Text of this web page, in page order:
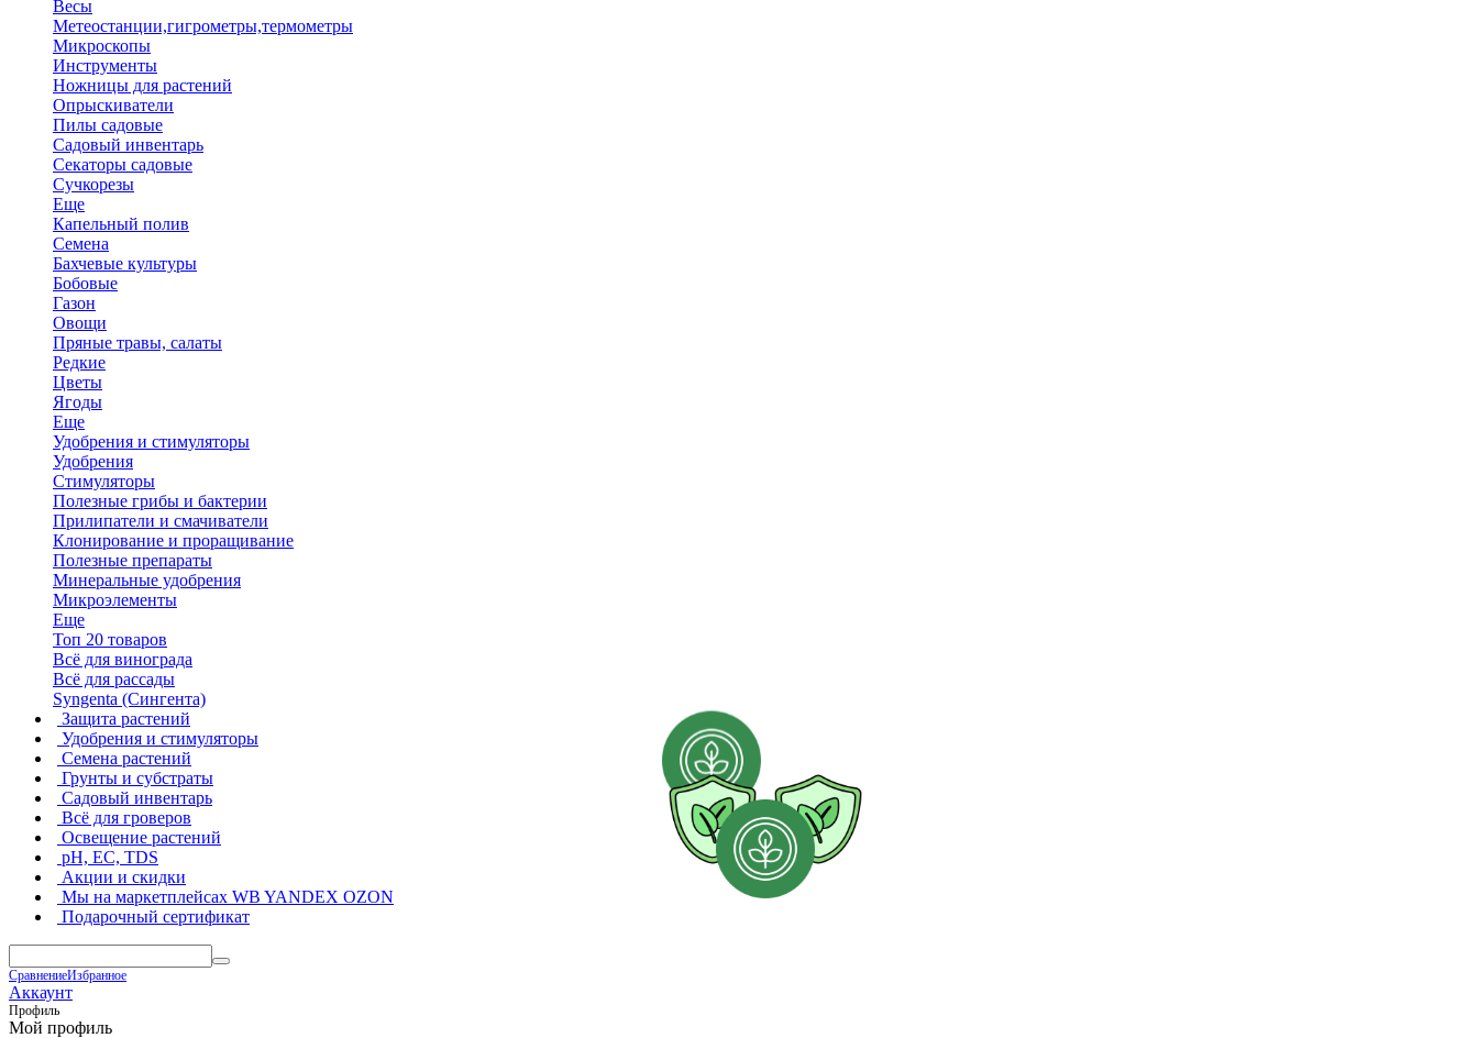
Весы
Метеостанции,гигрометры,термометры
Микроскопы
Инструменты
Ножницы для растений
Опрыскиватели
Пилы садовые
Садовый инвентарь
Секаторы садовые
Сучкорезы
Еще
Капельный полив
Семена
Бахчевые культуры
Бобовые
Газон
Овощи
Пряные травы, салаты
Редкие
Цветы
Ягоды
Еще
Удобрения и стимуляторы
Удобрения
Стимуляторы
Полезные грибы и бактерии
Прилипатели и смачиватели
Клонирование и проращивание
Полезные препараты
Минеральные удобрения
Микроэлементы
Еще
Топ 20 товаров
Всё для винограда
Всё для рассады
Syngenta (Сингента)
Защита растений
Удобрения и стимуляторы
Семена растений
Грунты и субстраты
Садовый инвентарь
Всё для гроверов
Освещение растений
pH, EC, TDS
Акции и скидки
Мы на маркетплейсах WB YANDEX OZON
Подарочный сертификат
СравнениеИзбранное
Профиль
Аккаунт
Мой профиль